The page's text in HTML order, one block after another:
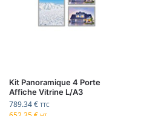
Kit Panoramique 4 Porte
Affiche Vitrine L/A3
789.34€ TTC